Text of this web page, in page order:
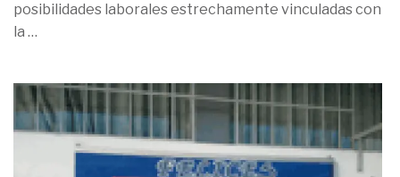
posibilidades laborales estrechamente vinculadas con
la …